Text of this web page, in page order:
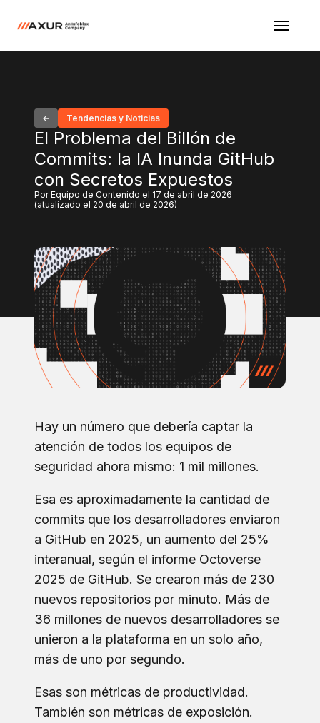
Tendencias y Noticias
El Problema del Billón de
Commits: la IA Inunda GitHub
con Secretos Expuestos
Por Equipo de Contenido el 17 de abril de 2026
(atualizado el 20 de abril de 2026)
Hay un número que debería captar la
atención de todos los equipos de
seguridad ahora mismo: 1 mil millones.
Esa es aproximadamente la cantidad de
commits que los desarrolladores enviaron
a GitHub en 2025, un aumento del 25%
interanual, según el informe Octoverse
2025 de GitHub. Se crearon más de 230
nuevos repositorios por minuto. Más de
36 millones de nuevos desarrolladores se
unieron a la plataforma en un solo año,
más de uno por segundo.
Esas son métricas de productividad.
También son métricas de exposición.